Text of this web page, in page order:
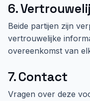
6.
Beide partijen zijn
vertrouwelijke
overeenkomst van
7. Contact
Vragen over deze